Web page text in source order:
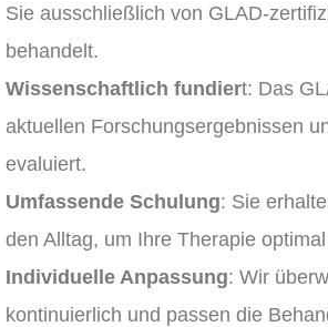
Sie ausschließlich von GLAD-
behandelt.
Wissenschaftlich fundiert: Das
aktuellen Forschungsergebnissen
evaluiert.
Umfassende Schulung: Sie
den Alltag, um Ihre Therapie
Individuelle Anpassung: Wir
kontinuierlich und passen die